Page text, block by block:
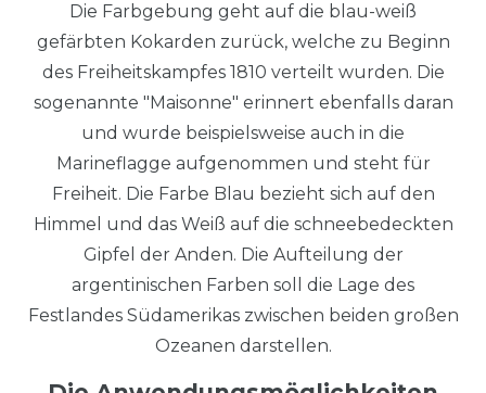
Die Farbgebung geht auf die blau-weiß
gefärbten Kokarden zurück, welche zu Beginn
des Freiheitskampfes 1810 verteilt wurden. Die
sogenannte "Maisonne" erinnert ebenfalls daran
und wurde beispielsweise auch in die
Marineflagge aufgenommen und steht für
Freiheit. Die Farbe Blau bezieht sich auf den
Himmel und das Weiß auf die schneebedeckten
Gipfel der Anden. Die Aufteilung der
argentinischen Farben soll die Lage des
Festlandes Südamerikas zwischen beiden großen
Ozeanen darstellen.